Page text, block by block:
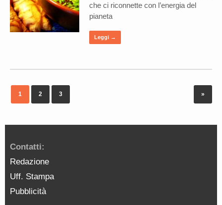
che ci riconnette con l’energia del
pianeta
Leggi →
1 2 3 »
Contatti:
Redazione
Uff. Stampa
Pubblicità